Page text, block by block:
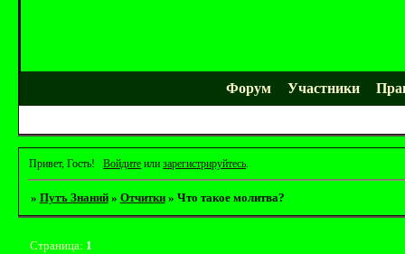
Форум Участники
Привет, Гость! Войдите илизарегистрируйтесь
» Путъ Знаний » Отчитки » Что такое молитва?
Страница: 1